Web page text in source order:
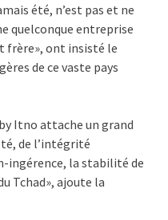
été, n’est pas et ne
quelconque entreprise
frère», ont insisté le
de ce vaste pays
Itno attache un grand
de l’intégrité
ingérence, la stabilité de
Tchad», ajoute la